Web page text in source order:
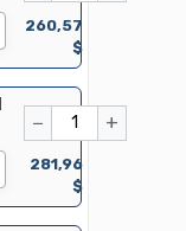
260,57
$
− +
281,96
$